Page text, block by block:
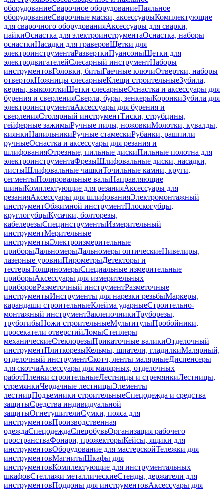
оборудованиеСварочное оборудованиеПаяльное
оборудованиеСварочные маски, аксессуарыКомплектующие
для сварочного оборудованияАксессуары для сварки,
пайкиОснастка для электроинструментаОснастка, наборы
оснасткиНасадки для граверовЩетки для
электроинструментаРазверткиПуансоныЩетки для
электродвигателейСлесарный инструментНаборы
инструментовГоловки, битыГаечные ключиОтвертки, наборы
отвертокНожницы слесарныеКлещи строительныеЗубила,
керны, выколоткиЩетки слесарныеОснастка и аксессуары для
бурения и сверленияСверла, буры, зенкерыКоронкиЗубила для
электроинструментаАксессуары для бурения и
сверленияСтолярный инструментТиски, струбцины,
гейферные зажимыРучные пилы, ножовкиМолотки, кувалды,
киянкиНапильникиРучные стамескиРубанки, рашпили
ручныеОснастка и аксессуары для резания и
шлифованияОтрезные, пильные дискиПильные полотна для
электроинструментаФрезыШлифовальные диски, насадки,
листыШлифовальные чашкиТочильные камни, круги,
сегментыПолировальные валыНаправляющие
шиныКомплектующие для резанияАксессуары для
резанияАксессуары для шлифованияЭлектромонтажный
инструментОбжимной инструментПлоскогубцы,
круглогубцыКусачки, болторезы,
кабелерезыСпецинструментыИзмерительный
инструментМерительные
инструментыЭлектроизмерительные
приборыДальномерыДальномеры оптическиеНивелиры,
лазерные уровниПирометрыДетекторы и
тестерыТолщиномерыСпециальные измерительные
приборыАксессуары для измерительных
приборовРазметочный инструментРазметочные
инструментыИнструменты для нарезки резьбыМаркеры,
карандаши строительныеКлейма ударныеСтроительно-
монтажный инструментЗаклепочникиТруборезы,
трубогибыНожи строительныеМультитулыПробойники,
просекатели отверстийЛомыСтеплеры
механическиеСтеклорезыПрикаточные валикиОтделочный
инструментПлиткорезыКельмы, шпатели, гладилкиМалярный,
отделочный инструментСкотч, ленты малярныеДиспенсеры
для скотчаАксессуары для малярных, отделочных
работПленки строительныеЛестницы и стремянкиЛестницы,
стремянкиЧердачные лестницыЭлементы
лестницПодъемники строительныеСпецодежда и средства
защитыСредства индивидуальной
защитыОгнетушителиСумки, пояса для
инструментовПроизводственная
одеждаСпецодеждаСпецобувьОрганизация рабочего
пространстваФонари, прожекторыКейсы, ящики для
инструментовОборудование для мастерскойТележки для
инструментовМагнитыШкафы для
инструментовКомплектующие для инструментальных
шкафовСтеллажи металлическиеСтенды, держатели для
инструментовПоддоны для инструментовАксессуары для